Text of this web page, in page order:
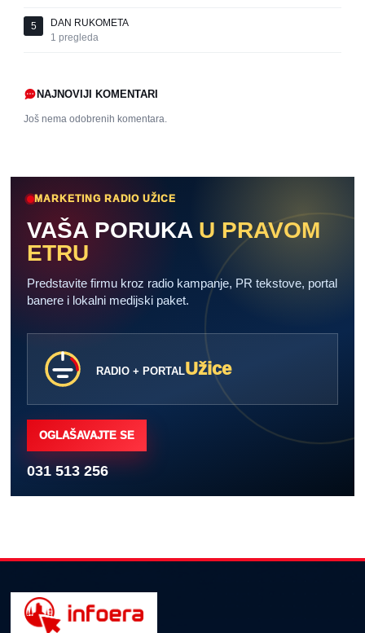
5
DAN RUKOMETA
1 pregleda
NAJNOVIJI KOMENTARI
Još nema odobrenih komentara.
MARKETING RADIO UŽICE
VAŠA PORUKA U PRAVOM
ETRU
Predstavite firmu kroz radio kampanje, PR tekstove, portal
banere i lokalni medijski paket.
RADIO + PORTALUžice
OGLAŠAVAJTE SE
031 513 256